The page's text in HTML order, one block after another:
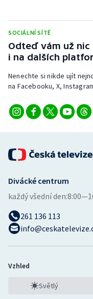
SOCIÁLNÍ SÍTĚ
Odteď vám už nic
i na dalších
Nenechte si nikde ujít
na Facebooku, X,
Divácké centrum
každý všední den:
261 136 113
Vzhled
Světlý